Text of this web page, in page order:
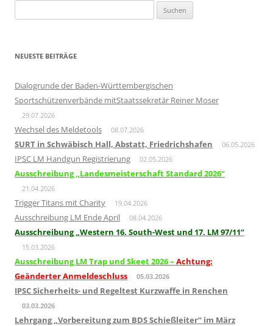
nach:
NEUESTE BEITRÄGE
Dialogrunde der Baden-Württembergischen
Sportschützenverbände mitStaatssekretär Reiner Moser
29.07.2026
Wechsel des Meldetools 08.07.2026
SURT in Schwäbisch Hall, Abstatt, Friedrichshafen 06.05.2026
IPSC LM Handgun Registrierung 02.05.2026
Ausschreibung „Landesmeisterschaft Standard 2026“
21.04.2026
Trigger Titans mit Charity 19.04.2026
Ausschreibung LM Ende April 08.04.2026
Ausschreibung „Western 16. South-West und 17. LM 97/11“
15.03.2026
Ausschreibung LM Trap und Skeet 2026 – Achtung:
Geänderter Anmeldeschluss
05.03.2026
IPSC Sicherheits- und Regeltest Kurzwaffe in Renchen
03.03.2026
Lehrgang „Vorbereitung zum BDS Schießleiter“ im März